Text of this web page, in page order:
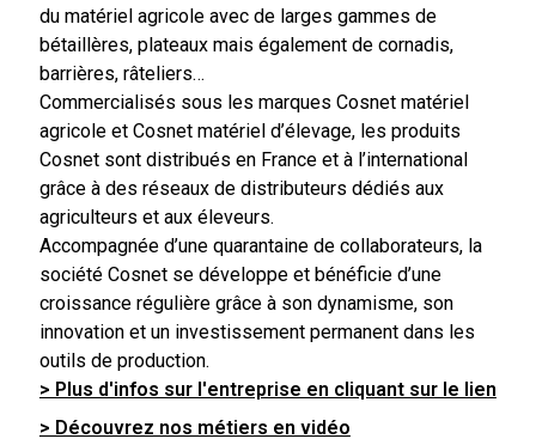
du matériel agricole avec de larges gammes de
bétaillères, plateaux mais également de cornadis,
barrières, râteliers…
Commercialisés sous les marques Cosnet matériel
agricole et Cosnet matériel d’élevage, les produits
Cosnet sont distribués en France et à l’international
grâce à des réseaux de distributeurs dédiés aux
agriculteurs et aux éleveurs.
Accompagnée d’une quarantaine de collaborateurs, la
société Cosnet se développe et bénéficie d’une
croissance régulière grâce à son dynamisme, son
innovation et un investissement permanent dans les
outils de production.
> Plus d'infos sur l'entreprise en cliquant sur le lien
> Découvrez nos métiers en vidéo